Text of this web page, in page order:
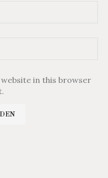
website in this browser